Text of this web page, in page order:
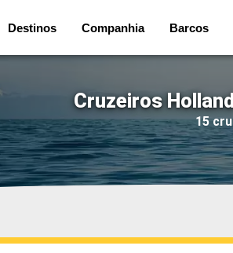
Destinos Companhia Barcos
Cruzeiros
15